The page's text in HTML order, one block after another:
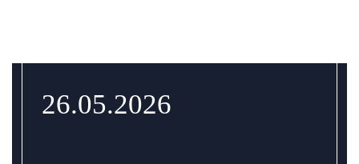
26.05.2026